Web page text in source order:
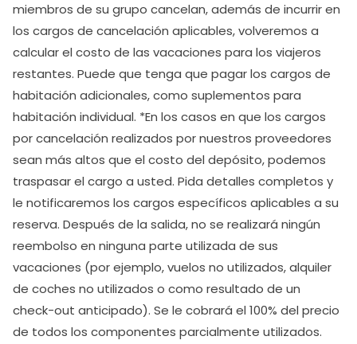
miembros de su grupo cancelan, además de incurrir en
los cargos de cancelación aplicables, volveremos a
calcular el costo de las vacaciones para los viajeros
restantes. Puede que tenga que pagar los cargos de
habitación adicionales, como suplementos para
habitación individual. *En los casos en que los cargos
por cancelación realizados por nuestros proveedores
sean más altos que el costo del depósito, podemos
traspasar el cargo a usted. Pida detalles completos y
le notificaremos los cargos específicos aplicables a su
reserva. Después de la salida, no se realizará ningún
reembolso en ninguna parte utilizada de sus
vacaciones (por ejemplo, vuelos no utilizados, alquiler
de coches no utilizados o como resultado de un
check-out anticipado). Se le cobrará el 100% del precio
de todos los componentes parcialmente utilizados.